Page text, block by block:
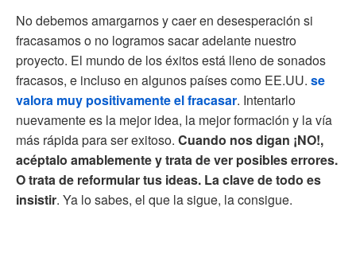
No debemos amargarnos y caer en desesperación si
fracasamos o no logramos sacar adelante nuestro
proyecto. El mundo de los éxitos está lleno de sonados
fracasos, e incluso en algunos países como EE.UU. se
valora muy positivamente el fracasar. Intentarlo
nuevamente es la mejor idea, la mejor formación y la vía
más rápida para ser exitoso. Cuando nos digan ¡NO!,
acéptalo amablemente y trata de ver posibles errores.
O trata de reformular tus ideas. La clave de todo es
insistir. Ya lo sabes, el que la sigue, la consigue.